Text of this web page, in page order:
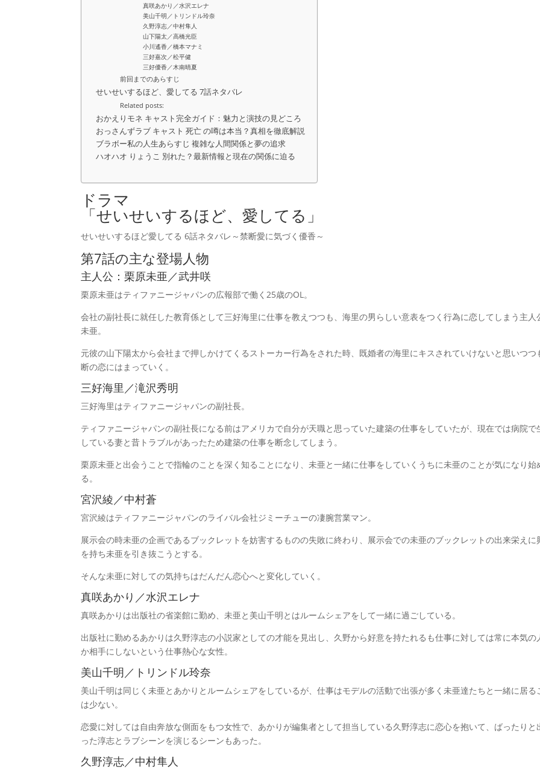
真咲あかり／水沢エレナ
美山千明／トリンドル玲奈
久野淳志／中村隼人
山下陽太／高橋光臣
小川遙香／橋本マナミ
三好嘉次／松平健
三好優香／木南晴夏
前回までのあらすじ
せいせいするほど、愛してる 7話ネタバレ
Related posts:
おかえりモネ キャスト完全ガイド：魅力と演技の見どころ
おっさんずラブ キャスト 死亡 の噂は本当？真相を徹底解説
ブラボー私の人生あらすじ 複雑な人間関係と夢の追求
ハオハオ りょうこ 別れた？最新情報と現在の関係に迫る
ドラマ
「せいせいするほど、愛してる」
せいせいするほど愛してる 6話ネタバレ～禁断愛に気づく優香～
第7話の主な登場人物
主人公：栗原未亜／武井咲
栗原未亜はティファニージャパンの広報部で働く25歳のOL。
会社の副社長に就任した教育係として三好海里に仕事を教えつつも、海里の男らしい意表をつく行為に恋してしまう主人
未亜。
元彼の山下陽太から会社まで押しかけてくるストーカー行為をされた時、既婚者の海里にキスされていけないと思いつつ
断の恋にはまっていく。
三好海里／滝沢秀明
三好海里はティファニージャパンの副社長。
ティファニージャパンの副社長になる前はアメリカで自分が天職と思っていた建築の仕事をしていたが、現在では病院で
している妻と昔トラブルがあったため建築の仕事を断念してしまう。
栗原未亜と出会うことで指輪のことを深く知ることになり、未亜と一緒に仕事をしていくうちに未亜のことが気になり始
る。
宮沢綾／中村蒼
宮沢綾はティファニージャパンのライバル会社ジミーチューの凄腕営業マン。
展示会の時未亜の企画であるブックレットを妨害するものの失敗に終わり、展示会での未亜のブックレットの出来栄えに
を持ち未亜を引き抜こうとする。
そんな未亜に対しての気持ちはだんだん恋心へと変化していく。
真咲あかり／水沢エレナ
真咲あかりは出版社の省楽館に勤め、未亜と美山千明とはルームシェアをして一緒に過ごしている。
出版社に勤めるあかりは久野淳志の小説家としての才能を見出し、久野から好意を持たれるも仕事に対しては常に本気の
か相手にしないという仕事熱心な女性。
美山千明／トリンドル玲奈
美山千明は同じく未亜とあかりとルームシェアをしているが、仕事はモデルの活動で出張が多く未亜達たちと一緒に居る
は少ない。
恋愛に対しては自由奔放な側面をもつ女性で、あかりが編集者として担当している久野淳志に恋心を抱いて、ばったりと
った淳志とラブシーンを演じるシーンもあった。
久野淳志／中村隼人